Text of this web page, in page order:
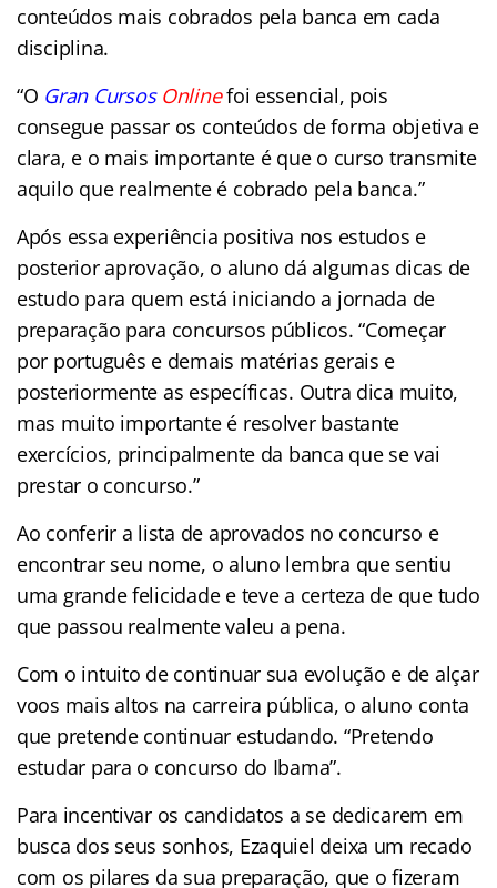
conteúdos mais cobrados pela banca em cada
disciplina.
“O Gran Cursos Onlinefoi essencial, pois
consegue passar os conteúdos de forma objetiva e
clara, e o mais importante é que o curso transmite
aquilo que realmente é cobrado pela banca.”
Após essa experiência positiva nos estudos e
posterior aprovação, o aluno dá algumas dicas de
estudo para quem está iniciando a jornada de
preparação para concursos públicos. “Começar
por português e demais matérias gerais e
posteriormente as específicas. Outra dica muito,
mas muito importante é resolver bastante
exercícios, principalmente da banca que se vai
prestar o concurso.”
Ao conferir a lista de aprovados no concurso e
encontrar seu nome, o aluno lembra que sentiu
uma grande felicidade e teve a certeza de que tudo
que passou realmente valeu a pena.
Com o intuito de continuar sua evolução e de alçar
voos mais altos na carreira pública, o aluno conta
que pretende continuar estudando. “Pretendo
estudar para o concurso do Ibama”.
Para incentivar os candidatos a se dedicarem em
busca dos seus sonhos, Ezaquiel deixa um recado
com os pilares da sua preparação, que o fizeram